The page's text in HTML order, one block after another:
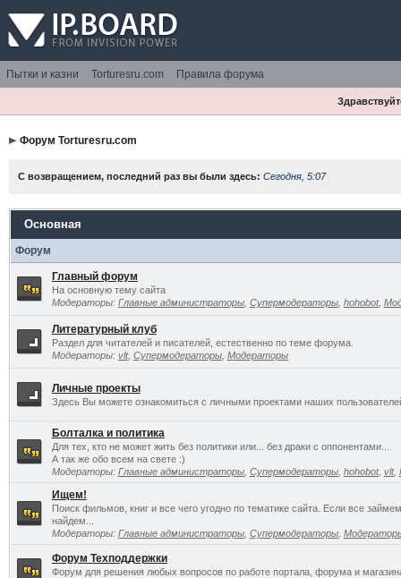
Пытки и казни Torturesru.com Правила форума
Форум Torturesru.com
С возвращением, последний раз вы были здесь: Сегодня, 5:07
Основная
Форум
Главный форум
На основную тему сайта
Модераторы: Главные администраторы, Супермодераторы, hohobot,
Литературный клуб
Раздел для читателей и писателей, естественно по теме форума.
Модераторы: vlt, Супермодераторы, Модераторы
Личные проекты
Здесь Вы можете ознакомиться с личными проектами наших
Болталка и политика
Для тех, кто не может жить без политики или... без драки с оппонентами...
А так же обо всем на свете :)
Модераторы: Главные администраторы, Супермодераторы, hohobot, vlt,
Ищем!
Поиск фильмов, книг и все чего угодно по тематике сайта. Если все
найдем...
Модераторы: Главные администраторы, Супермодераторы,
Форум Техподдержки
Форум для решения любых вопросов по работе портала, форума и